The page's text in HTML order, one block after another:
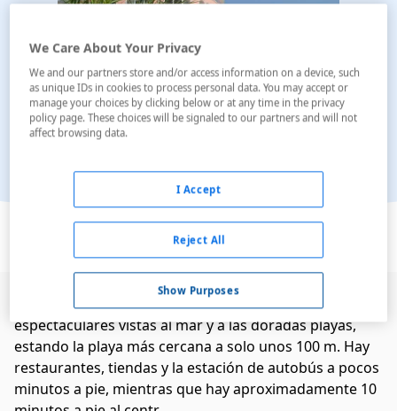
Ver en el mapa
Este hotel, debido a su ubicación, puede ofrecer unas
espectaculares vistas al mar y a las doradas playas,
estando la playa más cercana a solo unos 100 m. Hay
restaurantes, tiendas y la estación de autobús a pocos
minutos a pie, mientras que hay aproximadamente 10
We Care About Your Privacy
We and our partners store and/or access information on a device, such
as unique IDs in cookies to process personal data. You may accept or
manage your choices by clicking below or at any time in the privacy
policy page. These choices will be signaled to our partners and will not
affect browsing data.
Show Purposes
Reject All
I Accept